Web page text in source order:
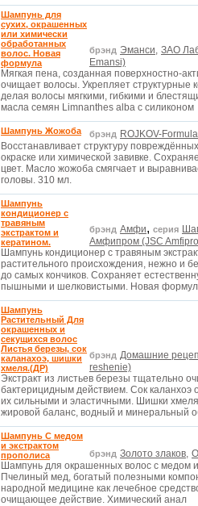
Шампунь для
сухих, окрашенных
или химически
обработанных
волос. Новая
формула
брэнд Эманси, ЗАО
Emansi)
Мягкая пена, созданная поверхностно-
очищает волосы. Укрепляет
делая волосы мягкими, гибкими и
масла семян Limnanthes alba c силиконом
Шампунь Жожоба брэнд ROJKOV-
Восстанавливает структуру
окраске или химической завивке.
цвет. Масло жожоба смягчает и
головы. 310 мл.
Шампунь
кондиционер с
травяным
экстрактом и
кератином.
брэнд Амфи, серия
Амфипром (JSC
Шампунь кондиционер с травяным
растительного происхождения, нежно и
до самых кончиков. Сохраняет
пышными и шелковистыми. Новая
Шампунь
Растительный Для
окрашенных и
секущихся волос
Листья березы, сок
каланахоэ, шишки
хмеля.(ДР)
брэнд Домашние
reshenie)
Экстракт из листьев березы тщательно
бактерицидным действием. Сок каланхоэ
их сильными и эластичными. Шишки
жировой баланс, водный и минеральный
Шампунь С медом
и экстрактом
прополиса
брэнд Золото злаков,
Шампунь для окрашенных волос с медом
Пчелиный мед, богатый полезными
народной медицине как лечебное
очищающее действие. Химический анал